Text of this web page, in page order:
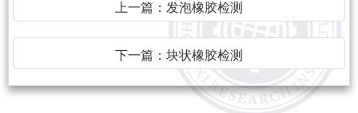
上一篇： 发泡橡胶检测
下一篇： 块状橡胶检测